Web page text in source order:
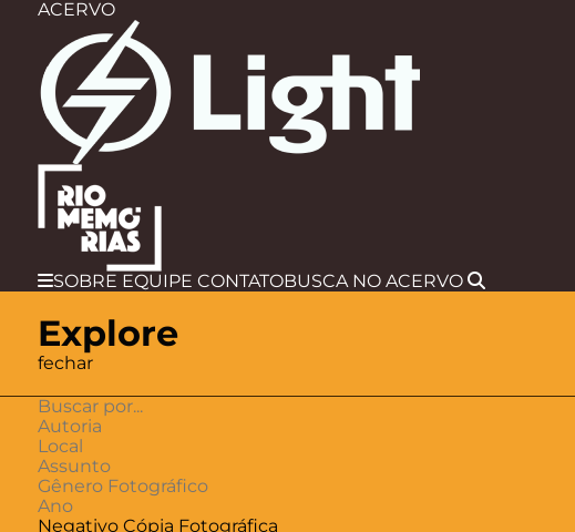
ACERVO
SOBRE EQUIPE CONTATOBUSCA NO ACERVO
Explore
fechar
Negativo Cópia Fotográfica